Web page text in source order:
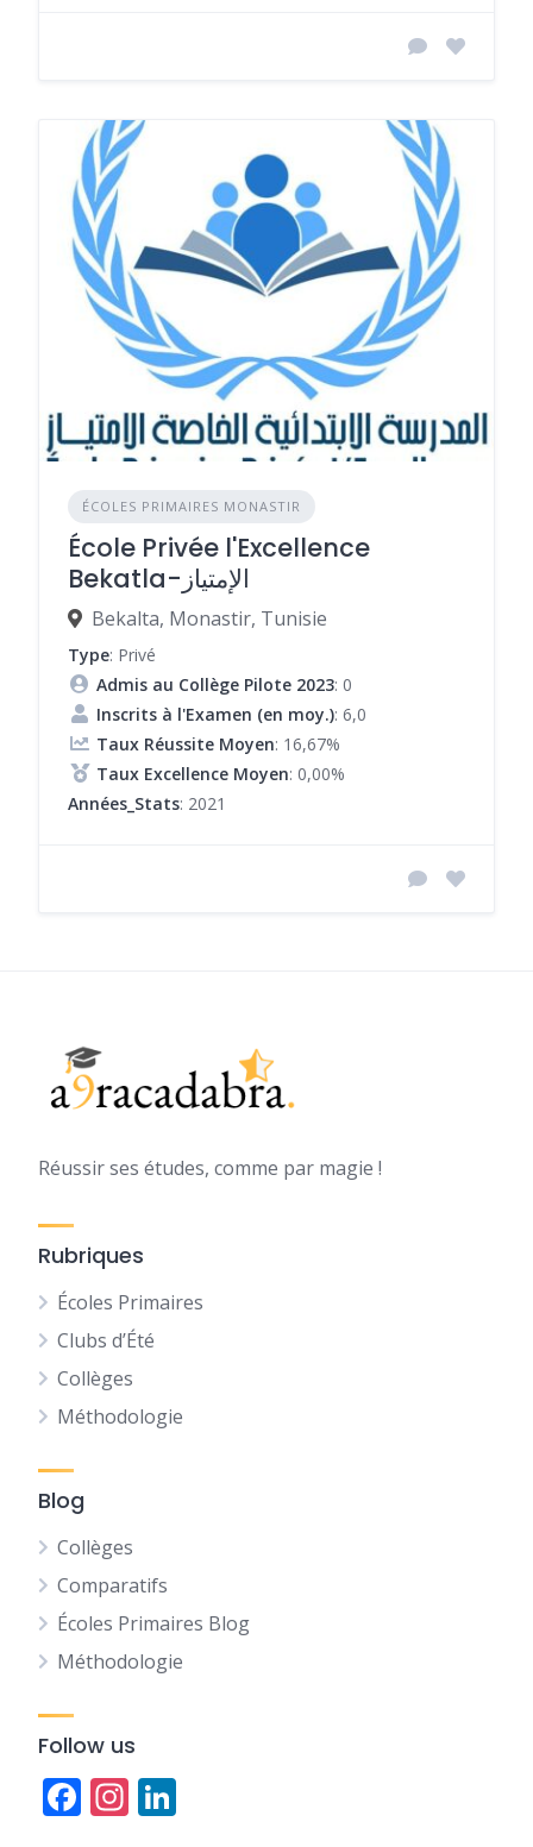
ÉCOLES PRIMAIRES MONASTIR
École Privée l'Excellence
Bekatla-الإمتياز
Bekalta, Monastir, Tunisie
Type: Privé
Admis au Collège Pilote 2023: 0
Inscrits à l'Examen (en moy.): 6,0
Taux Réussite Moyen: 16,67%
Taux Excellence Moyen: 0,00%
Années_Stats: 2021
Réussir ses études, comme par magie !
Rubriques
Écoles Primaires
Clubs d’Été
Collèges
Méthodologie
Blog
Collèges
Comparatifs
Écoles Primaires Blog
Méthodologie
Follow us
Facebook
Instagram